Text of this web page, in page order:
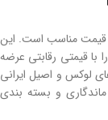
و قیمت مناسب است. این
با قیمتی رقابتی عرضه
لوکس و اصیل ایرانی
و بسته ‌بندی